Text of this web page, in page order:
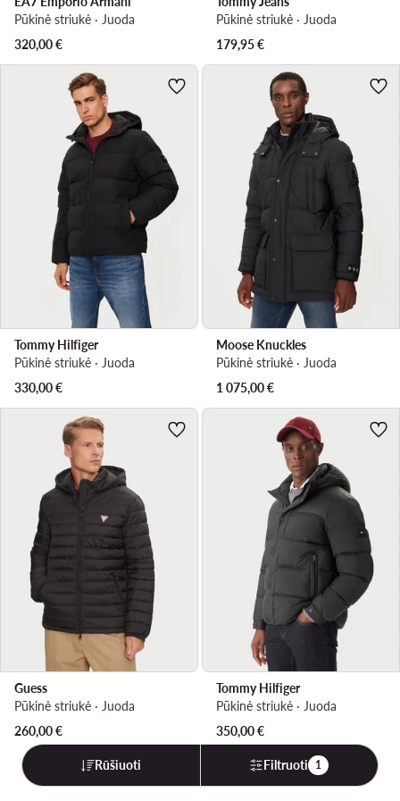
Pūkinė striukė · Juoda
320,00€
Pūkinė striukė · Juoda
179,95€
Tommy Hilfiger
Pūkinė striukė · Juoda
330,00€
Moose Knuckles
Pūkinė striukė · Juoda
1 075,00€
Guess
Pūkinė striukė · Juoda
260,00€
Tommy Hilfiger
Pūkinė striukė · Juoda
350,00€
Rūšiuoti Filtruoti 1